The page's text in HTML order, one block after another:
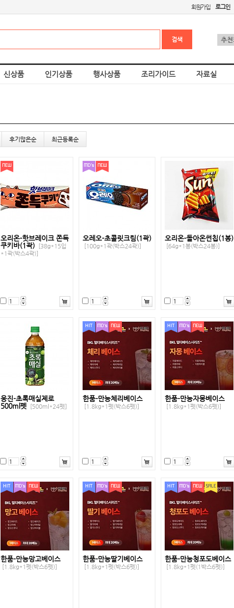
회원가입 로그인
신상품 인기상품 행사상품 조리가이드 자료실
후기많은순 최근등록순
오리온-핫브레이크 쫀득
쿠키바(1곽)
[38g*15입
*1곽(박스4곽)]
오레오-초콜릿크림(1곽)
[100g*1곽(박스24곽)]
오리온-돌아온썬칩(1봉)
[64g*1봉(박스24봉)]
웅진-초록매실제로
500ml펫
[500ml*24펫]
한품-만능체리베이스
[1.8kg*1펫(박스6펫)]
한품-만능자몽베이스
[1.8kg*1펫(박스6펫)]
한품-만능망고베이스
[1.8kg*1펫(박스6펫)]
한품-만능딸기베이스
[1.8kg*1펫(박스6펫)]
한품-만능청포도베이스
[1.8kg*1펫(1박스6펫)]